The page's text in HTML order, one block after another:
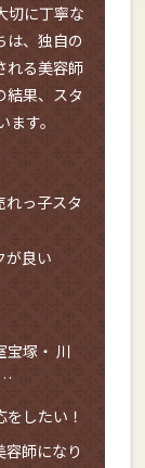
切に丁寧な
は、独自の
れる美容師
結果、スタ
す。
っ子スタ
が良い
宝塚・ 川
したい！
師になり